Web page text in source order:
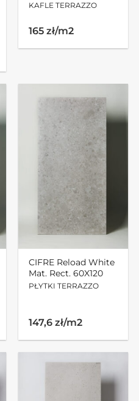
KAFLE TERRAZZO
165 zł/m2
CIFRE Reload White
Mat. Rect. 60X120
PŁYTKI TERRAZZO
147,6 zł/m2